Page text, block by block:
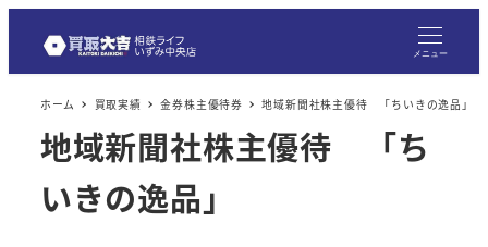
メニュー
ホーム 買取実績 金券株主優待券 地域新聞社株主優待 「ちいきの逸品」
地域新聞社株主優待 「ち
いきの逸品」